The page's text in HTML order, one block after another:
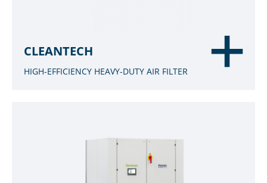
CLEANTECH
HIGH-EFFICIENCY HEAVY-DUTY AIR FILTER